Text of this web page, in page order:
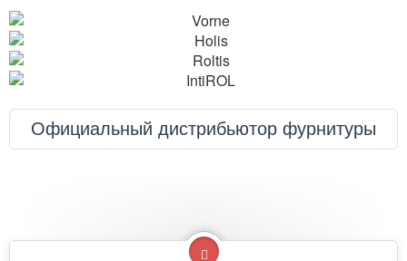
Официальный дистрибьютор фурнитуры